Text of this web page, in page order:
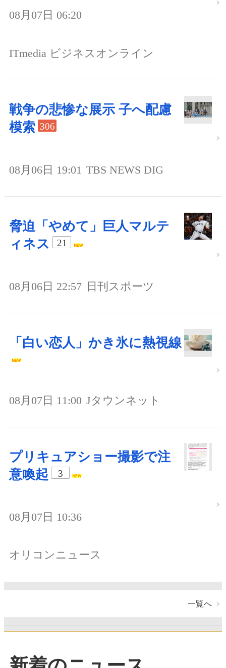
08月07日 06:20
ITmedia ビジネスオンライン
戦争の悲惨な展示 子へ配慮
模索 306
08月06日 19:01 TBS NEWS DIG
脅迫「やめて」巨人マルテ
ィネス
21
08月06日 22:57 日刊スポーツ
「白い恋人」かき氷に熱視線
08月07日 11:00 Jタウンネット
プリキュアショー撮影で注
意喚起
3
08月07日 10:36
オリコンニュース
一覧へ